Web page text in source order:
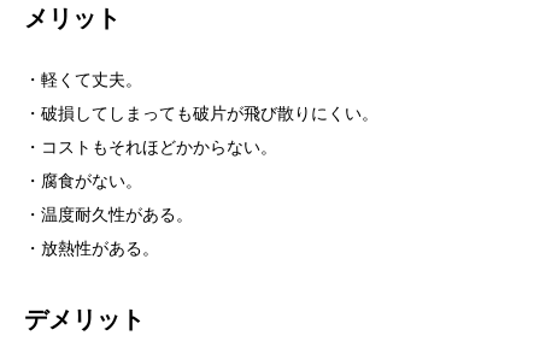
メリット
・軽くて丈夫。
・破損してしまっても破片が飛び散りにくい。
・コストもそれほどかからない。
・腐食がない。
・温度耐久性がある。
・放熱性がある。
デメリット